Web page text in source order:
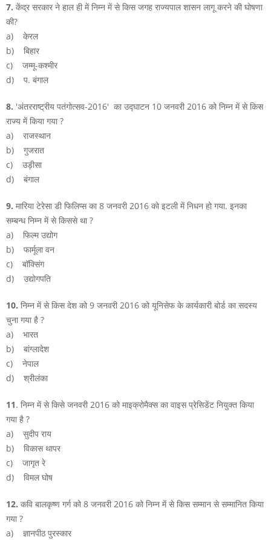
7. केंद्र सरकार ने हाल ही में निम्न में से किस जगह राज्यपाल शासन लागू करने की घोषणा
की?
a) केरल
b) बिहार
c) जम्मू-कश्मीर
d) प. बंगाल
8. 'अंतरराष्ट्रीय पतंगोत्सव-2016' का उद्घाटन 10 जनवरी 2016 को निम्न में से किस
राज्य में किया गया ?
a) राजस्थान
b) गुजरात
c) उड़ीसा
d) बंगाल
9. मारिया टेरेसा डी फिलिप्स का 8 जनवरी 2016 को इटली में निधन हो गया. इनका
सम्बन्ध निम्न में से किससे था ?
a) फिल्म उद्योग
b) फार्मूला वन
c) बॉक्सिंग
d) उद्योगपति
10. निम्न में से किस देश को 9 जनवरी 2016 को यूनिसेफ के कार्यकारी बोर्ड का सदस्य
चुना गया है ?
a) भारत
b) बांग्लादेश
c) नेपाल
d) श्रीलंका
11. निम्न में से किसे जनवरी 2016 को माइक्रोमैक्स का वाइस प्रेसिडेंट नियुक्त किया
गया है ?
a) सुदीप राय
b) विकास थापर
c) जागृत रे
d) विमल घोष
12. कवि बालकृष्ण गर्ग को 8 जनवरी 2016 को निम्न में से किस सम्मान से सम्मानित किया
गया ?
a) ज्ञानपीठ पुरस्कार